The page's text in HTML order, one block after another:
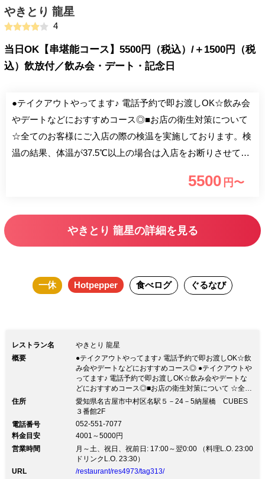
やきとり 龍星
4
当日OK【串堪能コース】5500円（税込）/＋1500円（税
込）飲放付／飲み会・デート・記念日
●テイクアウトやってます♪ 電話予約で即お渡しOK☆飲み会
やデートなどにおすすめコース◎■お店の衛生対策について
☆全てのお客様にご入店の際の検温を実施しております。検
温の結果、体温が37.5℃以上の場合は入店をお断りさせてい
ル消毒のお願い・各テーブル、お手洗いにアルコール消毒の
風機設置。 少人数での飲み会やデート・記念日、おもてな
し接待などにおすすめご予約コース◎当日OKのコースもあ
抜） 鶏寿司コース5,980円（税抜） ※前日迄に要予約で飲放
5500 円〜
やきとり 龍星の詳細を見る
一休 Hotpepper 食べログ ぐるなび
レストラン名
やきとり 龍星
概要
●テイクアウトやってます♪ 電話予約で即お渡しOK☆飲
み会やデートなどにおすすめコース◎ ●テイクアウトや
ってます♪ 電話予約で即お渡しOK☆飲み会やデートな
どにおすすめコース◎■お店の衛生対策について ☆全て
のお客様にご入店の際の検温を実施しております。検温
の結果、体温が37.5℃以上の場合は入店をお断りさせて
ルコール消毒のお願い・各テーブル、お手洗いにアルコ
ール消毒の設置 ・スタッフのマスク着用・焼き場に除
菌効果のある扇風機設置。 少人数での飲み会やデー
ト・記念日、おもてなし接待などにおすすめご予約コー
ス◎当日OKのコースもあり！ 少人数でゆったりくつろ
住所
愛知県名古屋市中村区名駅５－24－5納屋橋 CUBES
３番館2F
電話番号
052-551-7077
料金目安
4001～5000円
営業時間
月～土、祝日、祝前日: 17:00～翌0:00 （料理L.O. 23:00
ドリンクL.O. 23:30）
URL
/restaurant/res4973/tag313/